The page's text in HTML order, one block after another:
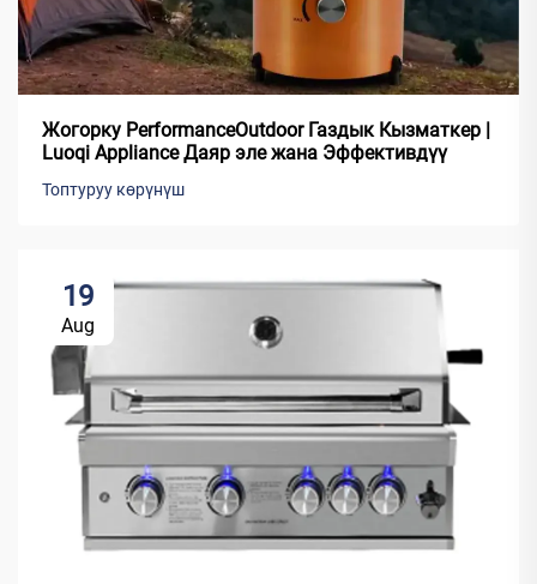
Жогорку PerformanceOutdoor Газдык Кызматкер |
Luoqi Appliance Даяр эле жана Эффективдүү
Топтуруу көрүнүш
19
Aug